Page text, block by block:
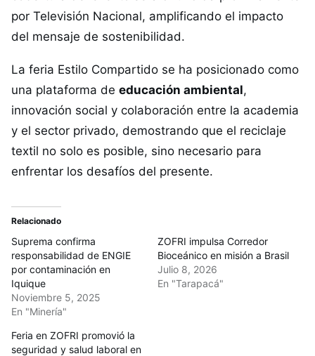
por Televisión Nacional, amplificando el impacto
del mensaje de sostenibilidad.
La feria Estilo Compartido se ha posicionado como
una plataforma de educación ambiental,
innovación social y colaboración entre la academia
y el sector privado, demostrando que el reciclaje
textil no solo es posible, sino necesario para
enfrentar los desafíos del presente.
Relacionado
Suprema confirma
responsabilidad de ENGIE
por contaminación en
Iquique
Noviembre 5, 2025
En "Minería"
ZOFRI impulsa Corredor
Bioceánico en misión a Brasil
Julio 8, 2026
En "Tarapacá"
Feria en ZOFRI promovió la
seguridad y salud laboral en